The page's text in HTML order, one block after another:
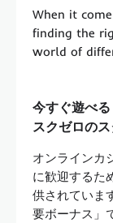
When it
finding the
world of
今すぐ遊べ
スクゼロの
オンラインカ
に歓迎するた
供されていま
要ボーナス」